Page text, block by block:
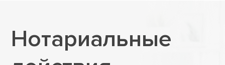
Нотари­альные